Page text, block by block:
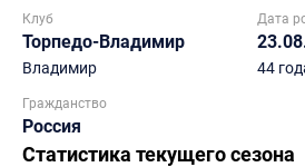
Клуб
Торпедо-Владимир
Владимир
Дата
44
Гражданство
Россия
Статистика текущего сезона